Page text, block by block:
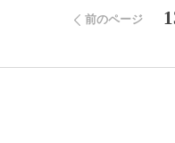
前のページ